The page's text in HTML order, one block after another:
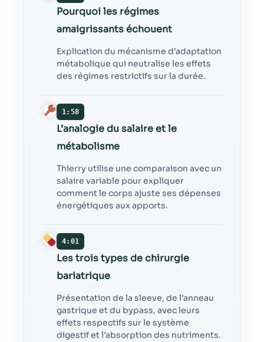
Pourquoi les régimes
amaigrissants échouent
Explication du mécanisme d’adaptation
métabolique qui neutralise les effets
des régimes restrictifs sur la durée.
1:58
L’analogie du salaire et le
métabolisme
Thierry utilise une comparaison avec un
salaire variable pour expliquer
comment le corps ajuste ses dépenses
énergétiques aux apports.
4:01
Les trois types de chirurgie
bariatrique
Présentation de la sleeve, de l’anneau
gastrique et du bypass, avec leurs
effets respectifs sur le système
digestif et l’absorption des nutriments.